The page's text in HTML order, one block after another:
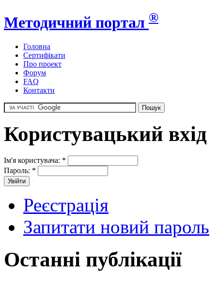
Методичний портал ®
Головна
Сертифікати
Про проект
Форум
FAQ
Контакти
Користувацький вхід
Ім'я користувача: *
Пароль: *
Реєстрація
Запитати новий пароль
Останні публікації